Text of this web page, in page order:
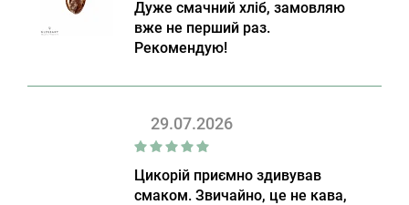
Дуже смачний хліб, замовляю
вже не перший раз.
Рекомендую!
29.07.2026
Цикорій приємно здивував
смаком. Звичайно, це не кава,